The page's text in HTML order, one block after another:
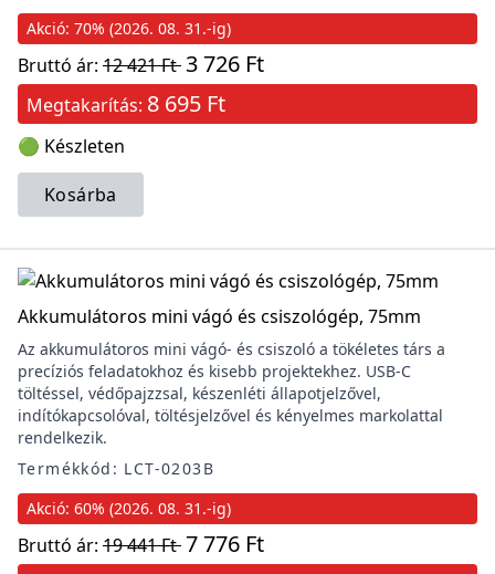
Akció: 70% (2026. 08. 31.-ig)
Bruttó ár: 12 421 Ft3 726 Ft
Megtakarítás: 8 695 Ft
🟢 Készleten
Kosárba
Akkumulátoros mini vágó és csiszológép, 75mm
Az akkumulátoros mini vágó- és csiszoló a tökéletes társ a
precíziós feladatokhoz és kisebb projektekhez. USB-C
töltéssel, védőpajzzsal, készenléti állapotjelzővel,
indítókapcsolóval, töltésjelzővel és kényelmes markolattal
rendelkezik.
Termékkód: LCT-0203B
Akció: 60% (2026. 08. 31.-ig)
Bruttó ár: 19 441 Ft7 776 Ft